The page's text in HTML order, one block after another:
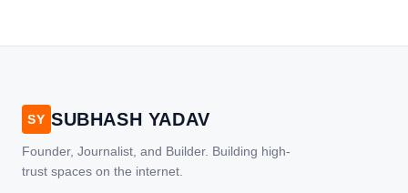
SY SUBHASH YADAV
Founder, Journalist, and Builder. Building high-
trust spaces on the internet.